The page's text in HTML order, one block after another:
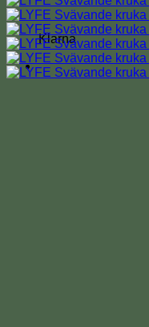
Klarna